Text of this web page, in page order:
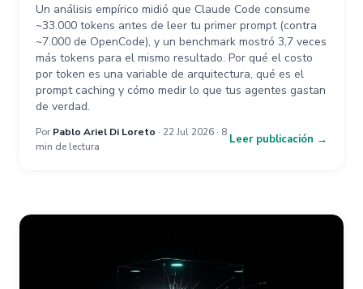
Un análisis empírico midió que Claude Code consume
~33.000 tokens antes de leer tu primer prompt (contra
~7.000 de OpenCode), y un benchmark mostró 3,7 veces
más tokens para el mismo resultado. Por qué el costo
por token es una variable de arquitectura, qué es el
prompt caching y cómo medir lo que tus agentes gastan
de verdad.
Por Pablo Ariel Di Loreto · 22 Jul 2026 · 8
min de lectura
Leer publicación →